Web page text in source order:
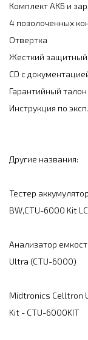
Комплект АКБ и
4 позолоченных
Отвертка
Жесткий защитный
CD c
Гарантийный талон
Инструкция по
Другие названия:
Тестер
BW,CTU-6000 Kit LC
Анализатор
Ultra (CTU-6000)
Midtronics Celltron
Kit - CTU-6000KIT